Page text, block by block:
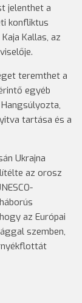
jelenthet a
konfliktus
Kallas, az
teremthet a
egyéb
tartása és a
Ukrajna
az orosz
az Európai
szemben,